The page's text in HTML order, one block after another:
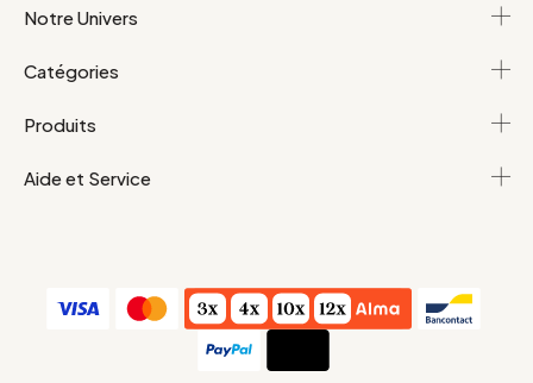
Notre Univers
Catégories
Produits
Aide et Service